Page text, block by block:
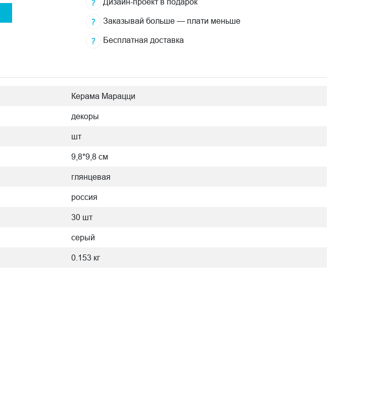
Заказывай больше — плати меньше
Бесплатная доставка
Керама Марацци
декоры
шт
9,8*9,8 см
глянцевая
россия
30 шт
серый
0.153 кг